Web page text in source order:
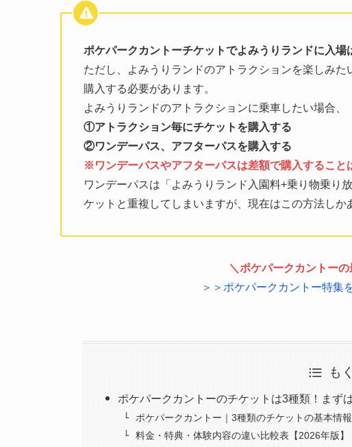
ポケパークカントーチケットでよみうりランドに入場
ただし、よみうりランドのアトラクションを楽しみ
購入する必要があります。
よみうりランドのアトラクションに乗車したい場合、
①アトラクション毎にチケットを購入する
②ワンデーパス、アフターパスを購入する
※ワンデーパスやアフターパスは差額で購入すること
ワンデーパスは「よみうりランド入園料+乗り物乗り
ケットと重複してしまいますが、現在はこの方法しか
＼ポケパークカントー
＞＞ポケパークカントー特集
も
ポケパークカントーのチケットは3種類！まず
ポケパークカントー｜3種類のチケットの基本情
料金・特典・体験内容の違い比較表【2026年版】